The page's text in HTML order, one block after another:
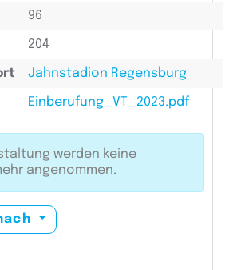
96
204
Jahnstadion Regensburg
Einberufung_VT_2023.pdf
werden keine
angenommen.